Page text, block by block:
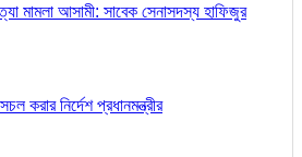
মামলা আসামী: সাবেক সেনাসদস্য হাফিজুর
করার নির্দেশ প্রধানমন্ত্রীর